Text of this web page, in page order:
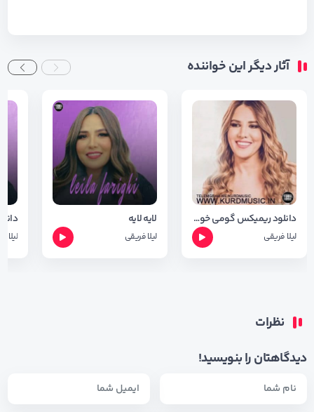
آثار دیگر این خواننده
دانلود ریمیکس گومی خوین از لیلا فریقی ( جدید )
لیلا فریقی
لایه لایه
لیلا فریقی لیلا
نظرات
دیدگاهتان را بنویسید!